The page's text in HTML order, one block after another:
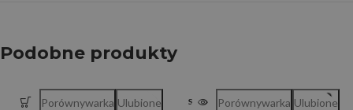
Podobne produkty
Porównywarka Ulubione SOLD OUTPorównywarka Ulubione